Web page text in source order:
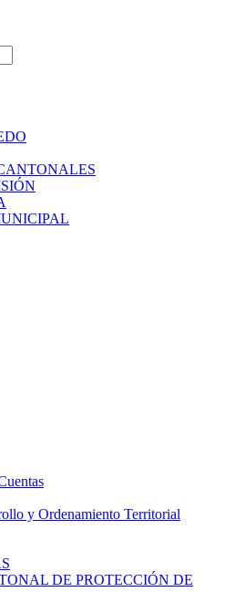
y Ordenamiento Territorial
DE PROTECCIÓN DE